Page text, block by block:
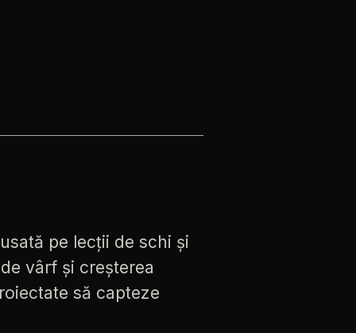
pe lecții de schi și
de vârf și creșterea
să capteze